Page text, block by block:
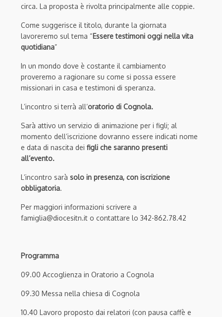
circa. La proposta è rivolta principalmente alle coppie.
Come suggerisce il titolo, durante la giornata
lavoreremo sul tema “Essere testimoni oggi nella vita
quotidiana”
In un mondo dove è costante il cambiamento
proveremo a ragionare su come si possa essere
missionari in casa e testimoni di speranza.
L’incontro si terrà all‘oratorio di Cognola.
Sarà attivo un servizio di animazione per i figli; al
momento dell’iscrizione dovranno essere indicati nome
e data di nascita dei figli che saranno presenti
all’evento.
L’incontro sarà solo in presenza, con iscrizione
obbligatoria.
Per maggiori informazioni scrivere a
famiglia@diocesitn.it o contattare lo 342-862.78.42
Programma
09.00 Accoglienza in Oratorio a Cognola
09.30 Messa nella chiesa di Cognola
10.40 Lavoro proposto dai relatori (con pausa caffè e